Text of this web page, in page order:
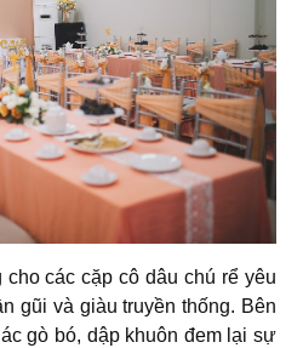
các cặp cô dâu chú rể yêu
gũi và giàu truyền thống. Bên
gò bó, dập khuôn đem lại sự